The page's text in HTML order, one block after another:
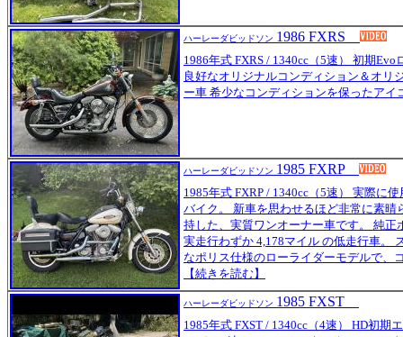
ハーレーダビッドソン 1986 FXRS
1986年式 FXRS / 1340cc（5速） 初期
良好なオリジナルコンディション＆オリ
ー車 希少なコンディションを保ったアイ
ハーレーダビッドソン 1985 FXRP
1985年式 FXRP / 1340cc（5速） 実際に
バイク。 新車を思わせるほど非常に素晴
持した、実質ワンオーナー車です。 純正
実走行わずか 4,178マイル の低走行車。
なポリス仕様のローライダーモデルで、
【続きを読む】
ハーレーダビッドソン 1985 FXST
1985年式 FXST / 1340cc（4速） HD初期